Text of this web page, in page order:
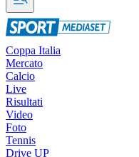
Coppa Italia
Mercato
Calcio
Live
Risultati
Video
Foto
Tennis
Drive UP